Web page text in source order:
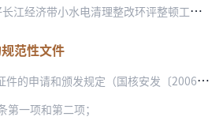
水电清理整改环评整顿工作的通知（环办环评函〔2018〕325号）
范性文件
申请和颁发规定（国核安发〔2006〕20号）
第一项和第二项；